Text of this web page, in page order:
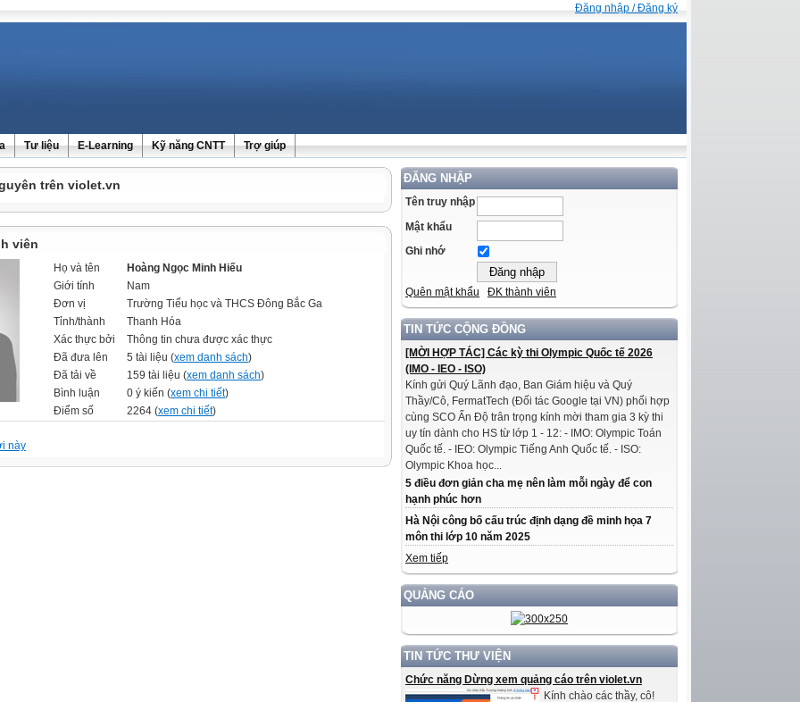
Đăng nhập / Đăng ký
Tư liệu E-Learning Kỹ năng CNTT Trợ giúp
ĐĂNG NHẬP
Tên truy nhập
Mật khẩu
Ghi nhớ
Quên mật khẩu ĐK thành viên
TIN TỨC CỘNG ĐỒNG
[MỜI HỢP TÁC] Các kỳ thi Olympic Quốc tế 2026
(IMO - IEO - ISO)
Kính gửi Quý Lãnh đạo, Ban Giám hiệu và Quý
Thầy/Cô, FermatTech (Đối tác Google tại VN) phối hợp
cùng SCO Ấn Độ trân trọng kính mời tham gia 3 kỳ thi
uy tín dành cho HS từ lớp 1 - 12: - IMO: Olympic Toán
Quốc tế. - IEO: Olympic Tiếng Anh Quốc tế. - ISO:
Olympic Khoa học...
5 điều đơn giản cha mẹ nên làm mỗi ngày để con
hạnh phúc hơn
Hà Nội công bố cấu trúc định dạng đề minh họa 7
môn thi lớp 10 năm 2025
Xem tiếp
QUẢNG CÁO
TIN TỨC THƯ VIỆN
Chức năng Dừng xem quảng cáo trên violet.vn
Kính chào các thầy, cô!
trên violet.vn
viên
Họ và tên
Hoàng Ngọc Minh Hiếu
Giới tính
Nam
Đơn vị
Trường Tiểu học và THCS Đông Bắc Ga
Tỉnh/thành
Thanh Hóa
Xác thực bởi
Thông tin chưa được xác thực
Đã đưa lên
5 tài liệu (xem danh sách)
Đã tải về
159 tài liệu (xem danh sách)
Bình luận
0 ý kiến (xem chi tiết)
Điểm số
2264 (xem chi tiết)
này